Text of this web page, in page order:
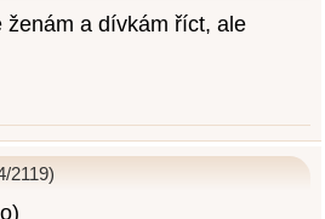
ženám a dívkám říct, ale
2119)